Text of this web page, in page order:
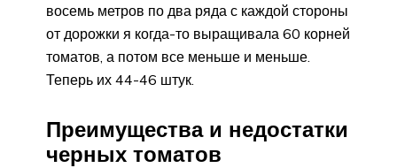
восемь метров по два ряда с каждой стороны
от дорожки я когда-то выращивала 60 корней
томатов, а потом все меньше и меньше.
Теперь их 44-46 штук.
Преимущества и недостатки
черных томатов